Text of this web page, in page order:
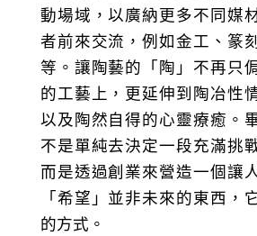
動場域，以廣納更多不同媒
者前來交流，例如金工、篆
等。讓陶藝的「陶」不再只
的工藝上，更延伸到陶冶性
以及陶然自得的心靈療癒。
不是單純去決定一段充滿挑
而是透過創業來營造一個讓
「希望」並非未來的東西，
的方式。